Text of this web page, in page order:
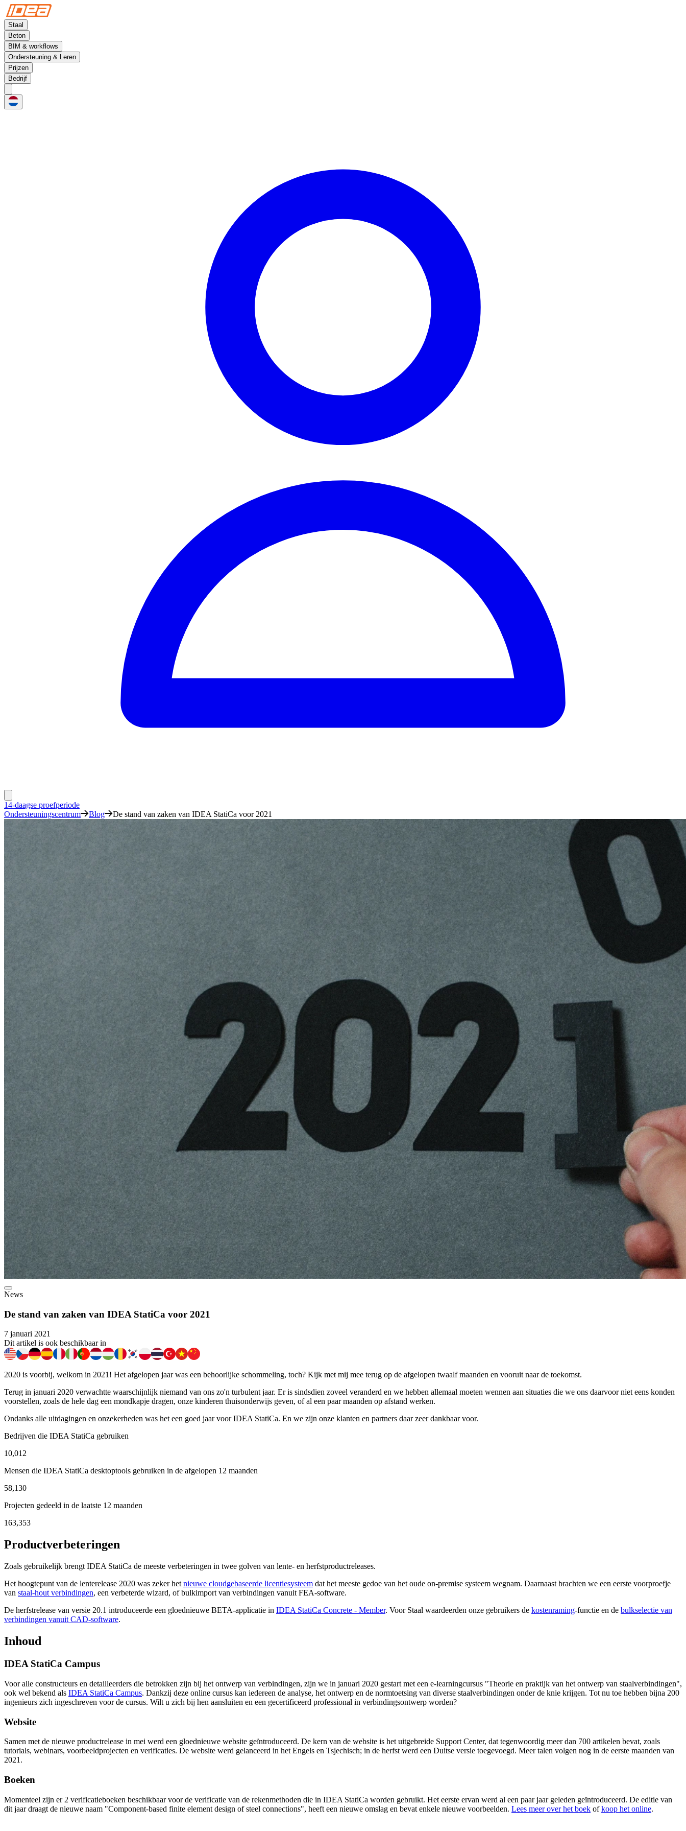
Staal
Beton
BIM & workflows
Ondersteuning & Leren
Prijzen
Bedrijf
14-daagse proefperiode
Ondersteuningscentrum
Blog De stand van zaken van IDEA StatiCa voor 2021
News
De stand van zaken van IDEA StatiCa voor 2021
7 januari 2021
Dit artikel is ook beschikbaar in
2020 is voorbij, welkom in 2021! Het afgelopen jaar was een behoorlijke schommeling, toch? Kijk met mij mee terug op de afgelopen twaalf maanden en vooruit naar de toekomst.
Terug in januari 2020 verwachtte waarschijnlijk niemand van ons zo'n turbulent jaar. Er is sindsdien zoveel veranderd en we hebben allemaal moeten wennen aan situaties die we ons daarvoor niet eens konden
voorstellen, zoals de hele dag een mondkapje dragen, onze kinderen thuisonderwijs geven, of al een paar maanden op afstand werken.
Ondanks alle uitdagingen en onzekerheden was het een goed jaar voor IDEA StatiCa. En we zijn onze klanten en partners daar zeer dankbaar voor.
Bedrijven die IDEA StatiCa gebruiken
10,012
Mensen die IDEA StatiCa desktoptools gebruiken in de afgelopen 12 maanden
58,130
Projecten gedeeld in de laatste 12 maanden
163,353
Productverbeteringen
Zoals gebruikelijk brengt IDEA StatiCa de meeste verbeteringen in twee golven van lente- en herfstproductreleases.
Het hoogtepunt van de lenterelease 2020 was zeker het nieuwe cloudgebaseerde licentiesysteem dat het meeste gedoe van het oude on-premise systeem wegnam. Daarnaast brachten we een eerste voorproefje
van staal-hout verbindingen, een verbeterde wizard, of bulkimport van verbindingen vanuit FEA-software.
De herfstrelease van versie 20.1 introduceerde een gloednieuwe BETA-applicatie in IDEA StatiCa Concrete - Member. Voor Staal waardeerden onze gebruikers de kostenraming-functie en de bulkselectie van
verbindingen vanuit CAD-software.
Inhoud
IDEA StatiCa Campus
Voor alle constructeurs en detailleerders die betrokken zijn bij het ontwerp van verbindingen, zijn we in januari 2020 gestart met een e-learningcursus "Theorie en praktijk van het ontwerp van staalverbindingen",
ook wel bekend als IDEA StatiCa Campus. Dankzij deze online cursus kan iedereen de analyse, het ontwerp en de normtoetsing van diverse staalverbindingen onder de knie krijgen. Tot nu toe hebben bijna 200
ingenieurs zich ingeschreven voor de cursus. Wilt u zich bij hen aansluiten en een gecertificeerd professional in verbindingsontwerp worden?
Website
Samen met de nieuwe productrelease in mei werd een gloednieuwe website geïntroduceerd. De kern van de website is het uitgebreide Support Center, dat tegenwoordig meer dan 700 artikelen bevat, zoals
tutorials, webinars, voorbeeldprojecten en verificaties. De website werd gelanceerd in het Engels en Tsjechisch; in de herfst werd een Duitse versie toegevoegd. Meer talen volgen nog in de eerste maanden van
2021.
Boeken
Momenteel zijn er 2 verificatieboeken beschikbaar voor de verificatie van de rekenmethoden die in IDEA StatiCa worden gebruikt. Het eerste ervan werd al een paar jaar geleden geïntroduceerd. De editie van
dit jaar draagt de nieuwe naam "Component-based finite element design of steel connections", heeft een nieuwe omslag en bevat enkele nieuwe voorbeelden. Lees meer over het boek ofkoop het online.